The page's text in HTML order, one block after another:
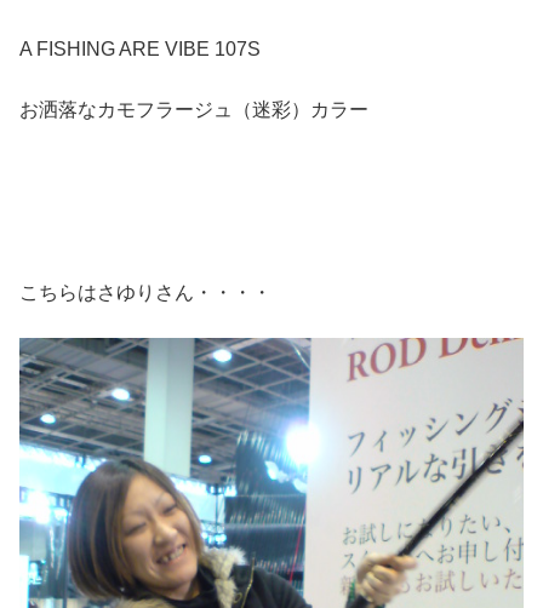
A FISHING ARE VIBE 107S
お洒落なカモフラージュ（迷彩）カラー
こちらはさゆりさん・・・・